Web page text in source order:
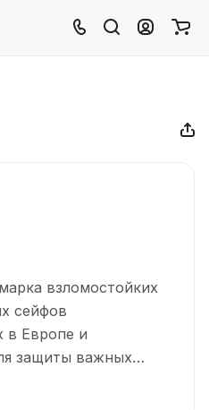
взломостойких
сейфов
в Европе и
защиты важных
от